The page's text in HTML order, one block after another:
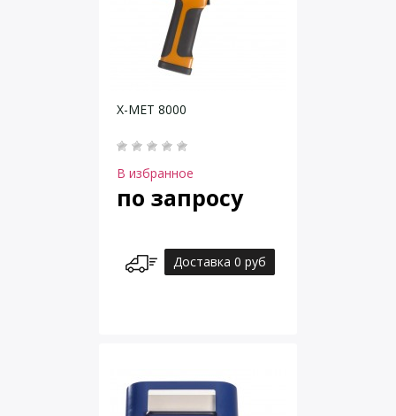
X-MET 8000
В избранное
по запросу
Доставка 0 руб